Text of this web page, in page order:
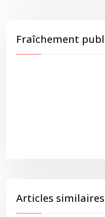
Fraîchement
Articles similaires